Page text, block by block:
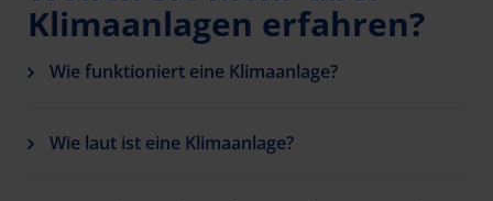
Klimaanlagen erfahren?
Wie funktioniert eine Klimaanlage?
Wie laut ist eine Klimaanlage?